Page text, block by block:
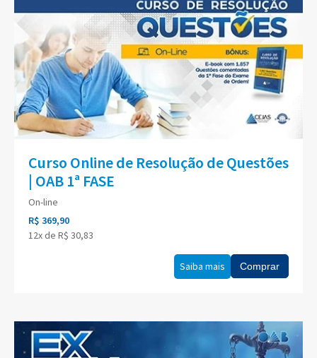
Curso Online de Resolução de Questões
| OAB 1ª FASE
On-line
R$ 369,90
12x de R$ 30,83
Saiba mais Comprar